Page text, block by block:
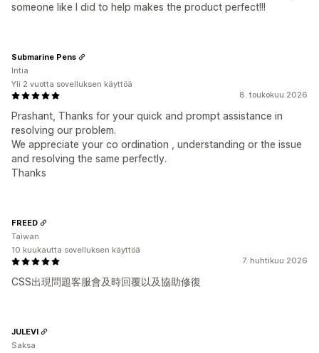
someone like I did to help makes the product perfect!!!
8. toukokuu 2026
Prashant, Thanks for your quick and prompt assistance in
resolving our problem.
We appreciate your co ordination , understanding or the issue
and resolving the same perfectly.
Thanks
Submarine Pens
Intia
Yli 2 vuotta sovelluksen käyttöä
7. huhtikuu 2026
CSS出現問題客服會及時回覆以及協助修復
FREED
Taiwan
10 kuukautta sovelluksen käyttöä
JULEVI
Saksa